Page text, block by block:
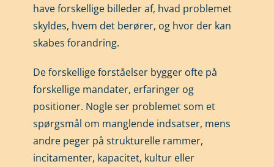
have forskellige billeder af, hvad problemet
skyldes, hvem det berører, og hvor der kan
skabes forandring.
De forskellige forståelser bygger ofte på
forskellige mandater, erfaringer og
positioner. Nogle ser problemet som et
spørgsmål om manglende indsatser, mens
andre peger på strukturelle rammer,
incitamenter, kapacitet, kultur eller